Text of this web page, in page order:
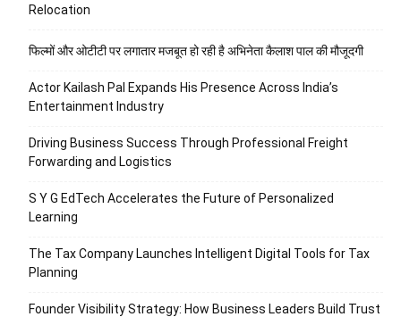
Relocation
फिल्मों और ओटीटी पर लगातार मजबूत हो रही है अभिनेता कैलाश पाल की मौजूदगी
Actor Kailash Pal Expands His Presence Across India’s
Entertainment Industry
Driving Business Success Through Professional Freight
Forwarding and Logistics
S Y G EdTech Accelerates the Future of Personalized
Learning
The Tax Company Launches Intelligent Digital Tools for Tax
Planning
Founder Visibility Strategy: How Business Leaders Build Trust